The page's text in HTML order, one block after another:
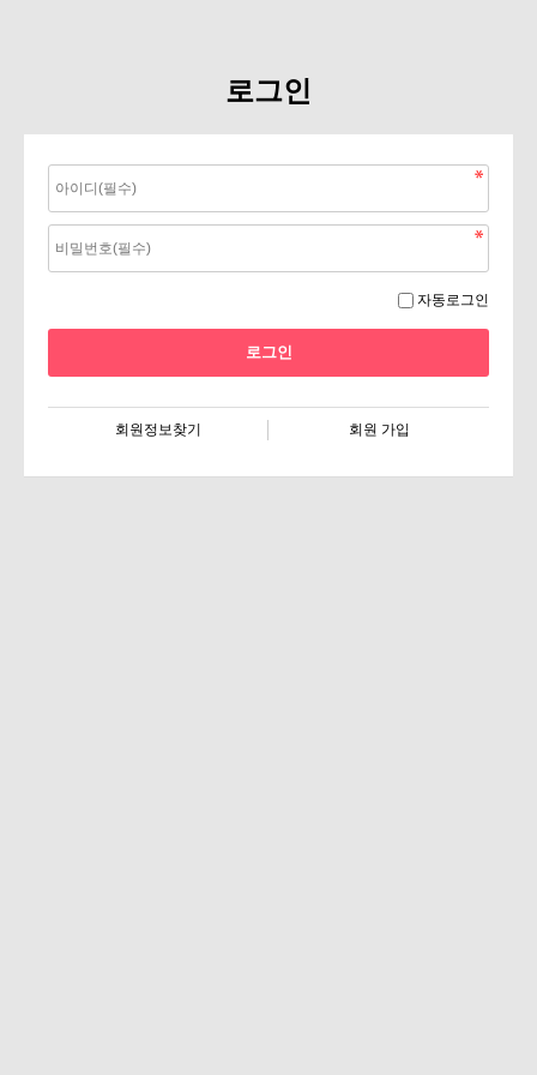
로그인
자동로그인
회원정보찾기 회원 가입